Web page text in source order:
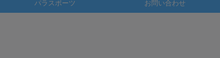
パラスポーツ お問い合わせ